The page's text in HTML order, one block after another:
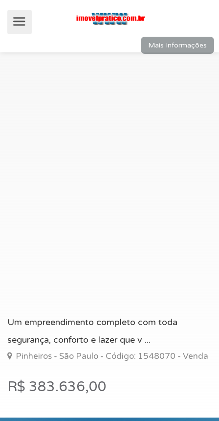
Um empreendimento completo com toda
segurança, conforto e lazer que v ...
Pinheiros - São Paulo - Código: 1548070 - Venda
R$ 383.636,00
Mais Informações